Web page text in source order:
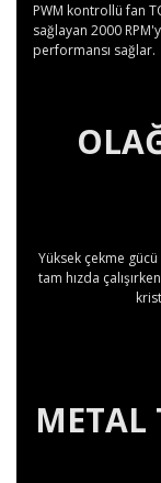
PWM kontrollü fan
sağlayan 2000
performansı sağlar.
Yüksek çekme
tam hızda
METAL